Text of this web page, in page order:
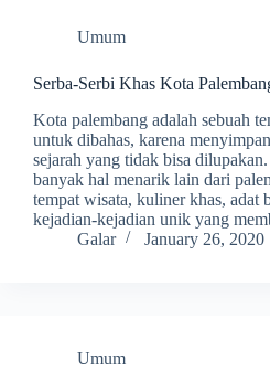
Umum
Serba-Serbi Khas Kota
Kota palembang adalah sebuah
untuk dibahas, karena
sejarah yang tidak bisa
banyak hal menarik lain dari
tempat wisata, kuliner khas, adat
kejadian-kejadian unik yang
Galar
January 26, 2020
Umum